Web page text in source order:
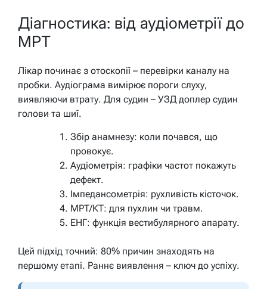
Діагностика: від аудіометрії до
МРТ
Лікар починає з отоскопії – перевірки каналу на
пробки. Аудіограма вимірює пороги слуху,
виявляючи втрату. Для судин – УЗД доплер судин
голови та шиї.
Збір анамнезу: коли почався, що
провокує.
Аудіометрія: графіки частот покажуть
дефект.
Імпедансометрія: рухливість кісточок.
МРТ/КТ: для пухлин чи травм.
ЕНГ: функція вестибулярного апарату.
Цей підхід точний: 80% причин знаходять на
першому етапі. Раннє виявлення – ключ до успіху.